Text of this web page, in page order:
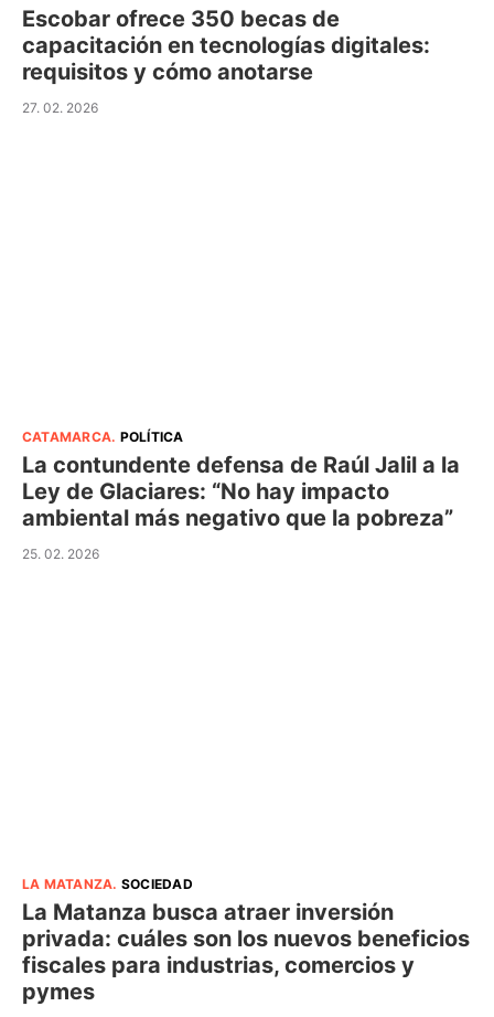
Escobar ofrece 350 becas de
capacitación en tecnologías digitales:
requisitos y cómo anotarse
27. 02. 2026
CATAMARCA. POLÍTICA
La contundente defensa de Raúl Jalil a la
Ley de Glaciares: “No hay impacto
ambiental más negativo que la pobreza”
25. 02. 2026
LA MATANZA. SOCIEDAD
La Matanza busca atraer inversión
privada: cuáles son los nuevos beneficios
fiscales para industrias, comercios y
pymes